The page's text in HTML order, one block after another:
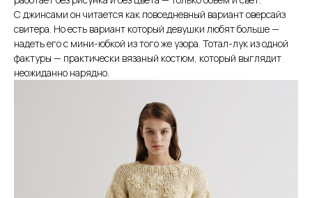
С джинсами он читается как повседневный вариант оверсайз
свитера. Но есть вариант который девушки любят больше —
надеть его с мини-юбкой из того же узора. Тотал-лук из одной
фактуры — практически вязаный костюм, который выглядит
неожиданно нарядно.